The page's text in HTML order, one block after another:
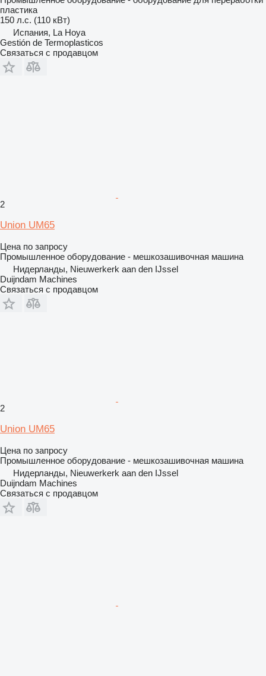
пластика
150 л.с. (110 кВт)
Испания, La Hoya
Gestión de Termoplasticos
Связаться с продавцом
2
Union UM65
Цена по запросу
Промышленное оборудование - мешкозашивочная машина
Нидерланды, Nieuwerkerk aan den IJssel
Duijndam Machines
Связаться с продавцом
2
Union UM65
Цена по запросу
Промышленное оборудование - мешкозашивочная машина
Нидерланды, Nieuwerkerk aan den IJssel
Duijndam Machines
Связаться с продавцом